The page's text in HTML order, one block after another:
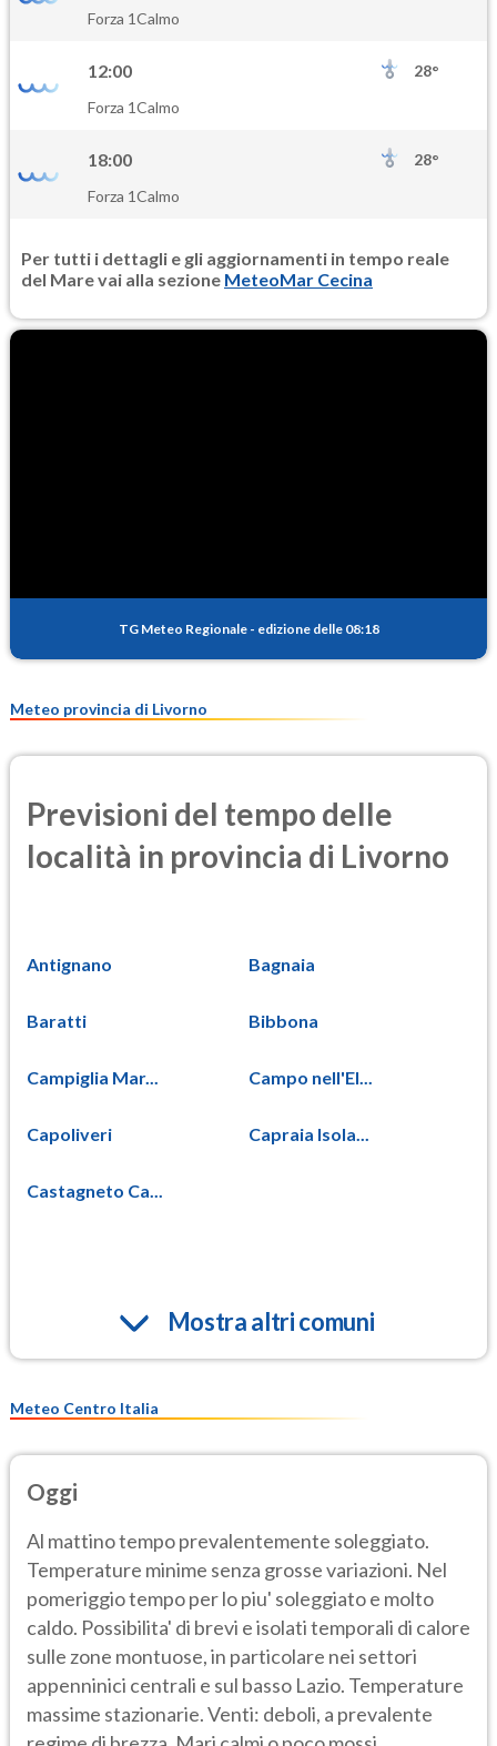
Forza 1Calmo
12:00
28°
Forza 1Calmo
18:00
28°
Forza 1Calmo
Per tutti i dettagli e gli aggiornamenti in tempo reale
del Mare vai alla sezione MeteoMar Cecina
TG Meteo Regionale - edizione delle 08:18
Meteo provincia di Livorno
Previsioni del tempo delle
località in provincia di Livorno
Antignano Bagnaia
Baratti Bibbona
Campiglia Mar... Campo nell'El...
Capoliveri Capraia Isola...
Castagneto Ca...
Mostra altri comuni
Meteo Centro Italia
Oggi
Al mattino tempo prevalentemente soleggiato.
Temperature minime senza grosse variazioni. Nel
pomeriggio tempo per lo piu' soleggiato e molto
caldo. Possibilita' di brevi e isolati temporali di calore
sulle zone montuose, in particolare nei settori
appenninici centrali e sul basso Lazio. Temperature
massime stazionarie. Venti: deboli, a prevalente